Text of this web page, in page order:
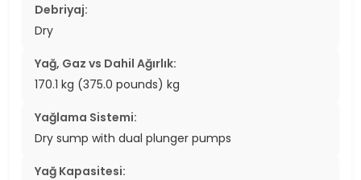
Debriyaj:
Dry
Yağ, Gaz vs Dahil Ağırlık:
170.1 kg (375.0 pounds) kg
Yağlama Sistemi:
Dry sump with dual plunger pumps
Yağ Kapasitesi: